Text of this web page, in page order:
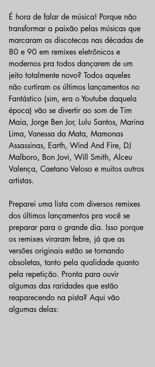
É hora de falar de música! Porque não
transformar a paixão pelas músicas que
marcaram as discotecas nas décadas de
80 e 90 em remixes eletrônicos e
modernos pra todos dançarem de um
jeito totalmente novo? Todos aqueles
não curtiram os últimos lançamentos no
Fantástico (sim, era o Youtube daquela
época) vão se divertir ao som de Tim
Maia, Jorge Ben Jor, Lulu Santos, Marina
Lima, Vanessa da Mata, Mamonas
Assassinas, Earth, Wind And Fire, DJ
Malboro, Bon Jovi, Will Smith, Alceu
Valença, Caetano Veloso e muitos outros
artistas.
Preparei uma lista com diversos remixes
dos últimos lançamentos pra você se
preparar para o grande dia. Isso porque
os remixes viraram febre, já que as
versões originais estão se tornando
obsoletas, tanto pela qualidade quanto
pela repetição. Pronta para ouvir
algumas das raridades que estão
reaparecendo na pista? Aqui vão
algumas delas: